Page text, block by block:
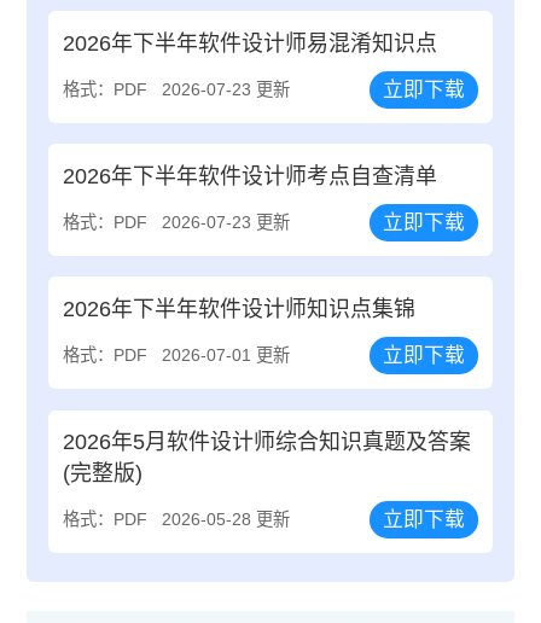
2026年下半年软件设计师易混淆知识点
格式：PDF 2026-07-23 更新 立即下载
2026年下半年软件设计师考点自查清单
格式：PDF 2026-07-23 更新 立即下载
2026年下半年软件设计师知识点集锦
格式：PDF 2026-07-01 更新 立即下载
2026年5月软件设计师综合知识真题及答案
(完整版)
格式：PDF 2026-05-28 更新 立即下载